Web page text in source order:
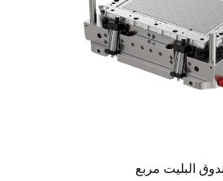
البليت مربع